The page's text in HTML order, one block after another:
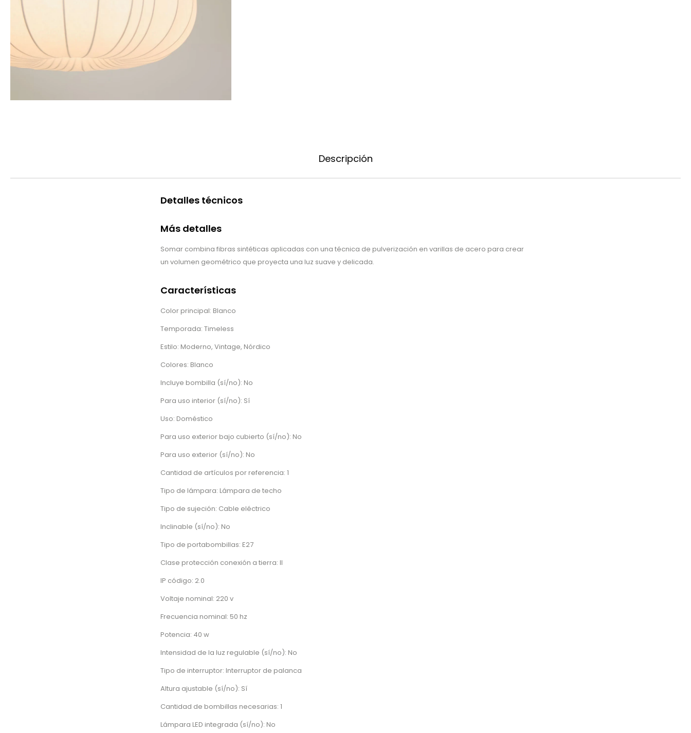
Descripción
Detalles técnicos
Más detalles
Somar combina fibras sintéticas aplicadas con una técnica de pulverización en varillas de acero para crear
un volumen geométrico que proyecta una luz suave y delicada.
Características
Color principal: Blanco
Temporada: Timeless
Estilo: Moderno, Vintage, Nórdico
Colores: Blanco
Incluye bombilla (sí/no): No
Para uso interior (sí/no): Sí
Uso: Doméstico
Para uso exterior bajo cubierto (sí/no): No
Para uso exterior (sí/no): No
Cantidad de artículos por referencia: 1
Tipo de lámpara: Lámpara de techo
Tipo de sujeción: Cable eléctrico
Inclinable (sí/no): No
Tipo de portabombillas: E27
Clase protección conexión a tierra: II
IP código: 2.0
Voltaje nominal: 220 v
Frecuencia nominal: 50 hz
Potencia: 40 w
Intensidad de la luz regulable (sí/no): No
Tipo de interruptor: Interruptor de palanca
Altura ajustable (sí/no): Sí
Cantidad de bombillas necesarias: 1
Lámpara LED integrada (sí/no): No